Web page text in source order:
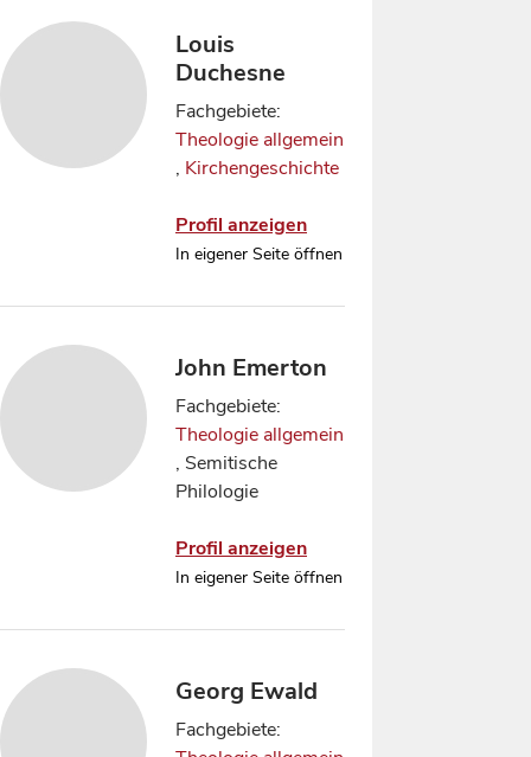
Louis
Duchesne
Fachgebiete:
Theologie allgemein
, Kirchengeschichte
Profil anzeigen
In eigener Seite öffnen
John Emerton
Fachgebiete:
Theologie allgemein
, Semitische
Philologie
Profil anzeigen
In eigener Seite öffnen
Georg Ewald
Fachgebiete: